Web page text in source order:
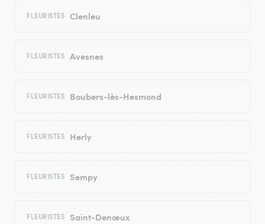
FLEURISTES Clenleu
FLEURISTES Avesnes
FLEURISTES Boubers-lès-Hesmond
FLEURISTES Herly
FLEURISTES Sempy
FLEURISTES Saint-Denœux